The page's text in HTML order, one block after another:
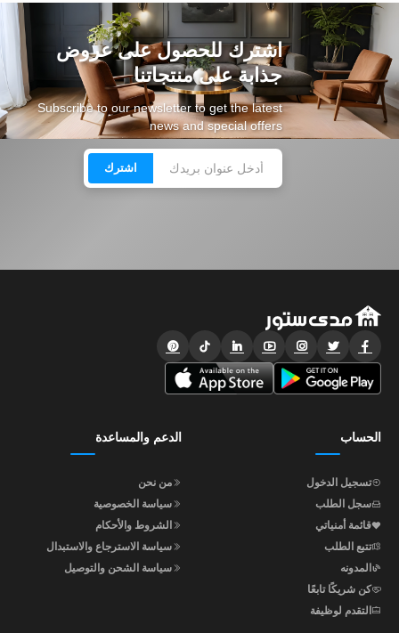
اشترك للحصول على عروض
جذابة على منتجاتنا
Subscribe to our newsletter to get the latest
news and special offers
اشترك
الحساب
تسجيل الدخول
سجل الطلب
قائمة أمنياتي
تتبع الطلب
المدونه
كن شريكًا تابعًا
التقدم لوظيفة
الدعم والمساعدة
من نحن
سياسة الخصوصية
الشروط والأحكام
سياسة الاسترجاع والاستبدال
سياسة الشحن والتوصيل